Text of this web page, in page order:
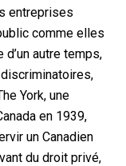
entreprises
comme elles
d’un autre temps,
York, une
en 1939,
un Canadien
du droit privé,